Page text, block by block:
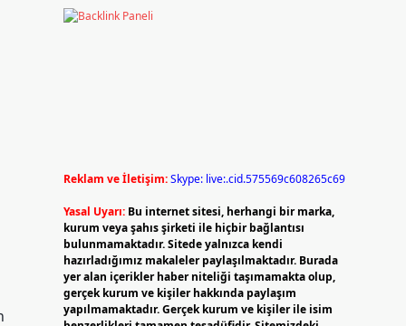
Reklam ve İletişim:Skype: live:.cid.575569c608265c69
Yasal Uyarı: Bu internet sitesi, herhangi bir marka,
kurum veya şahıs şirketi ile hiçbir bağlantısı
bulunmamaktadır. Sitede yalnızca kendi
hazırladığımız makaleler paylaşılmaktadır. Burada
yer alan içerikler haber niteliği taşımamakta olup,
gerçek kurum ve kişiler hakkında paylaşım
yapılmamaktadır. Gerçek kurum ve kişiler ile isim